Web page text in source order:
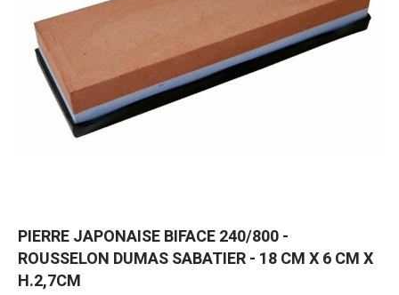
Skip
the
beginning
PIERRE JAPONAISE BIFACE 240/800 -
ROUSSELON DUMAS SABATIER - 18 CM X 6 CM X
H.2,7CM